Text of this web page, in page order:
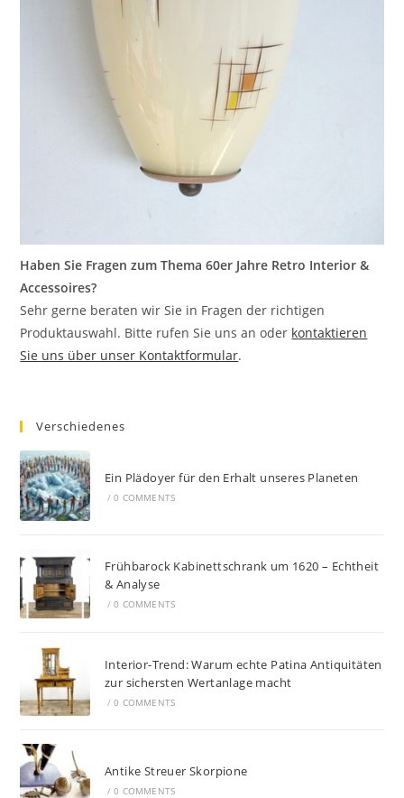
Haben Sie Fragen zum Thema 60er Jahre Retro Interior &
Accessoires?
Sehr gerne beraten wir Sie in Fragen der richtigen
Produktauswahl. Bitte rufen Sie uns an oder kontaktieren
Sie uns über unser Kontaktformular.
Verschiedenes
Ein Plädoyer für den Erhalt unseres Planeten
/ 0 COMMENTS
Frühbarock Kabinettschrank um 1620 – Echtheit
& Analyse
/ 0 COMMENTS
Interior-Trend: Warum echte Patina Antiquitäten
zur sichersten Wertanlage macht
/ 0 COMMENTS
Antike Streuer Skorpione
/ 0 COMMENTS